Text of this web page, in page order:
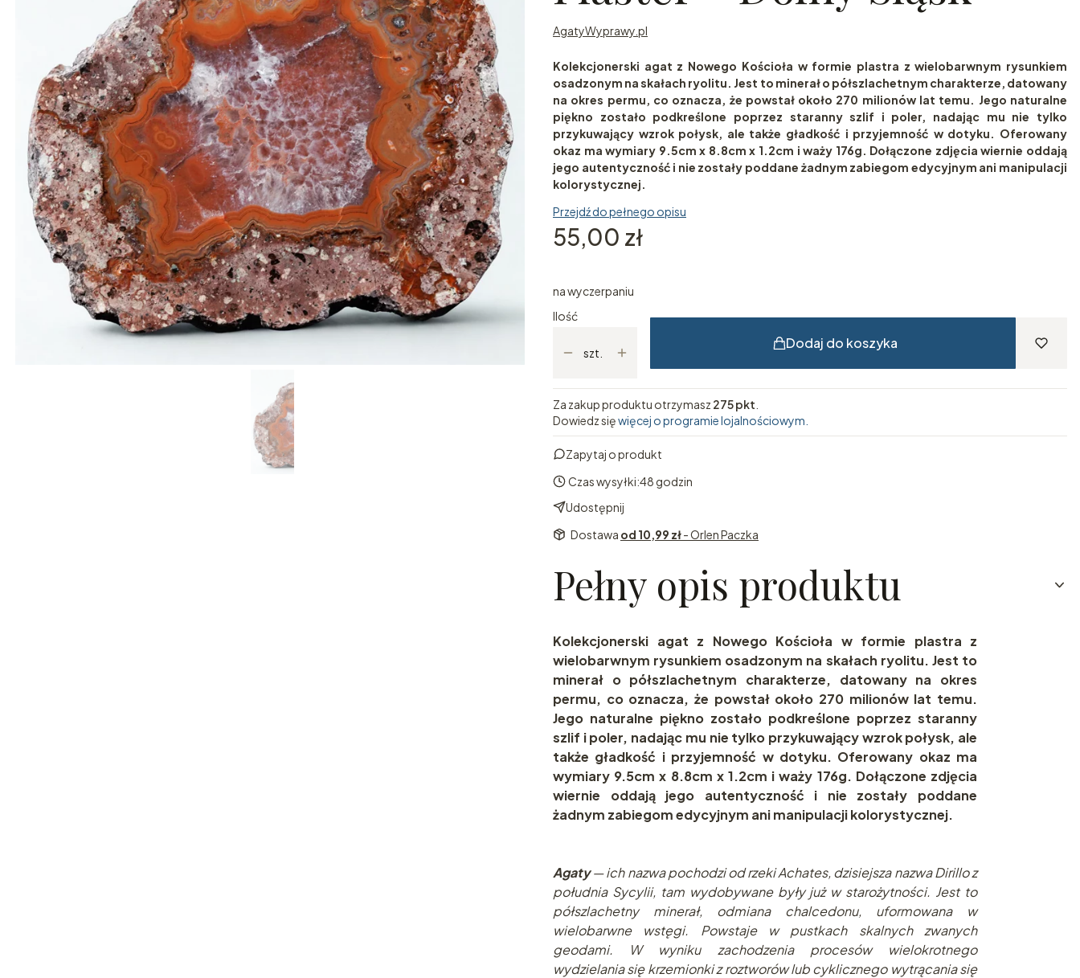
AgatyWyprawy.pl
Kolekcjonerski agat z Nowego Kościoła w formie plastra z wielobarwnym rysunkiem
osadzonym na skałach ryolitu. Jest to minerał o półszlachetnym charakterze, datowany
na okres permu, co oznacza, że powstał około 270 milionów lat temu. Jego naturalne
piękno zostało podkreślone poprzez staranny szlif i poler, nadając mu nie tylko
przykuwający wzrok połysk, ale także gładkość i przyjemność w dotyku. Oferowany
okaz ma wymiary 9.5cm x 8.8cm x 1.2cm i waży 176g. Dołączone zdjęcia wiernie oddają
jego autentyczność i nie zostały poddane żadnym zabiegom edycyjnym ani manipulacji
kolorystycznej.
Przejdź do pełnego opisu
Cena
55,00 zł
na wyczerpaniu
Ilość
szt.
Dodaj do koszyka
Za zakup produktu otrzymasz 275 pkt
Dowiedz sięwięcej o programie lojalnościowym.
Zapytaj o produkt
Czas wysyłki:48 godzin
Udostępnij
Dostawa od 10,99 zł- Orlen Paczka
Pełny opis produktu
Kolekcjonerski agat z Nowego Kościoła w formie plastra z
wielobarwnym rysunkiem osadzonym na skałach ryolitu. Jest to
minerał o półszlachetnym charakterze, datowany na okres
permu, co oznacza, że powstał około 270 milionów lat temu.
Jego naturalne piękno zostało podkreślone poprzez staranny
szlif i poler, nadając mu nie tylko przykuwający wzrok połysk, ale
także gładkość i przyjemność w dotyku. Oferowany okaz ma
wymiary 9.5cm x 8.8cm x 1.2cm i waży 176g. Dołączone zdjęcia
wiernie oddają jego autentyczność i nie zostały poddane
żadnym zabiegom edycyjnym ani manipulacji kolorystycznej.
Agaty— ich nazwa pochodzi od rzeki Achates, dzisiejsza nazwa Dirillo z
południa Sycylii, tam wydobywane były już w starożytności. Jest to
półszlachetny minerał, odmiana chalcedonu, uformowana w
wielobarwne wstęgi. Powstaje w pustkach skalnych zwanych
geodami. W wyniku zachodzenia procesów wielokrotnego
wydzielania się krzemionki z roztworów lub cyklicznego wytrącania się